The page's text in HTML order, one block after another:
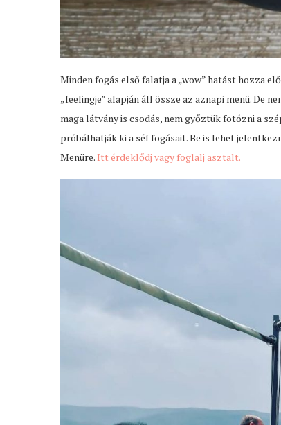
Minden fogás első falatja a „wow” hatást hozza
„feelingje” alapján áll össze az aznapi menü. De
maga látvány is csodás, nem győztük fotózni a
próbálhatják ki a séf fogásait. Be is lehet
Menüre.Itt érdeklődj vagy foglalj asztalt.